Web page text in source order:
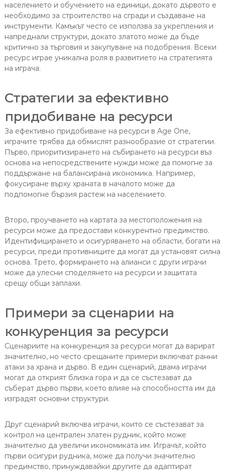
населението и обучението на единици, докато дървото е
необходимо за строителство на сгради и създаване на
инструменти. Камъкът често се използва за укрепления и
напреднали структури, докато златото може да бъде
критично за търговия и закупуване на подобрения. Всеки
ресурс играе уникална роля в развитието на стратегията
на играча.
Стратегии за ефективно
придобиване на ресурси
За ефективно придобиване на ресурси в Age One,
играчите трябва да обмислят разнообразие от стратегии.
Първо, приоритизирането на събирането на ресурси въз
основа на непосредствените нужди може да помогне за
поддържане на балансирана икономика. Например,
фокусиране върху храната в началото може да
подпомогне бързия растеж на населението.
Второ, проучването на картата за местоположения на
ресурси може да предостави конкурентно предимство.
Идентифицирането и осигуряването на области, богати на
ресурси, преди противниците да могат да установят силна
основа. Трето, формирането на алианси с други играчи
може да улесни споделянето на ресурси и защитата
срещу общи заплахи.
Примери за сценарии на
конкуренция за ресурси
Сценариите на конкуренция за ресурси могат да варират
значително, но често срещаните примери включват ранни
атаки за храна и дърво. В един сценарий, двама играчи
могат да открият близка гора и да се състезават да
съберат дърво първи, което влияе на способността им да
изградят основни структури.
Друг сценарий включва играчи, които се състезават за
контрол на централен златен рудник, който може
значително да увеличи икономиката им. Играчът, който
първи осигури рудника, може да получи значително
предимство, принуждавайки другите да адаптират